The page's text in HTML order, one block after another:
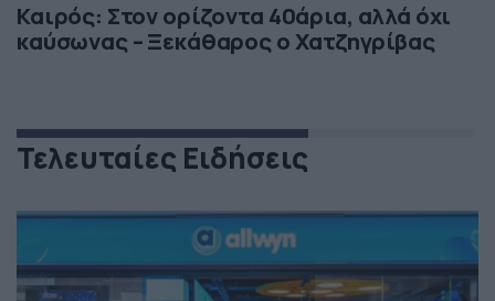
Καιρός: Στον ορίζοντα 40άρια, αλλά όχι
καύσωνας – Ξεκάθαρος ο Χατζηγρίβας
Τελευταίες Ειδήσεις